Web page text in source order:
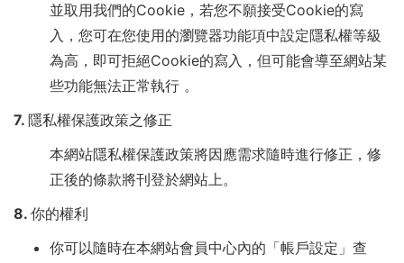
並取用我們的Cookie，若您不願接受Cookie的寫
入，您可在您使用的瀏覽器功能項中設定隱私權等級
為高，即可拒絕Cookie的寫入，但可能會導至網站某
些功能無法正常執行 。
7. 隱私權保護政策之修正
本網站隱私權保護政策將因應需求隨時進行修正，修
正後的條款將刊登於網站上。
8. 你的權利
你可以隨時在本網站會員中心內的「帳戶設定」查